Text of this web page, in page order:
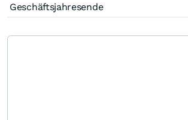
Geschäftsjahresende